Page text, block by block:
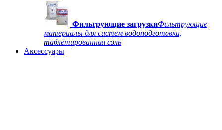
Фильтрующие загрузкиФильтрующие
материалы для систем водоподготовки,
таблетированная соль
Аксессуары